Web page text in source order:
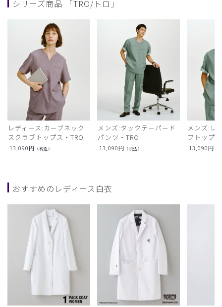
シリーズ商品 「TRO/トロ」
レディース:カーブネック
スクラブトップス・TRO
13,090円 （税込）
メンズ:タックテーパード
パンツ・TRO
13,090円 （税込）
メンズ:レ
ブトップ
13,090円
おすすめのレディース白衣